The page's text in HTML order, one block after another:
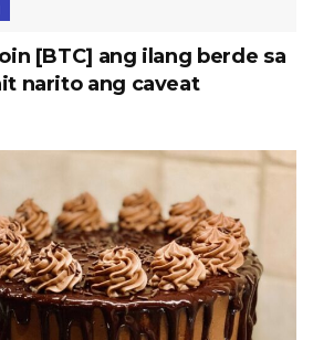
[BTC] ang ilang berde sa
narito ang caveat